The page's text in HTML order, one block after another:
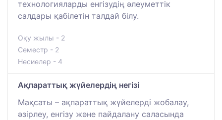
технологияларды енгізудің әлеуметтік
салдары қабілетін талдай білу.
Оқу жылы - 2
Семестр - 2
Несиелер - 4
Ақпараттық жүйелердің негізі
Мақсаты – ақпараттық жүйелерді жобалау,
әзірлеу, енгізу және пайдалану саласында